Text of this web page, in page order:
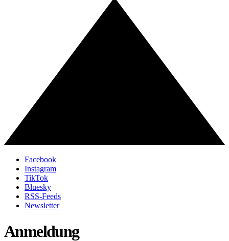
Facebook
Instagram
TikTok
Bluesky
RSS-Feeds
Newsletter
Anmeldung